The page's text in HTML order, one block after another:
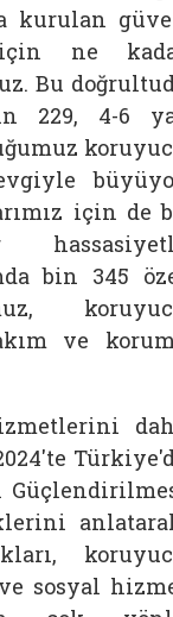
kurulan
için ne
Bu
229, 4-6
için de
bin 345
ve
sosyal